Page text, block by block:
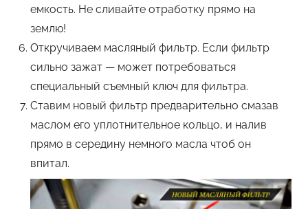
емкость. Не сливайте отработку прямо на
землю!
Откручиваем масляный фильтр. Если фильтр
сильно зажат — может потребоваться
специальный съемный ключ для фильтра.
Ставим новый фильтр предварительно смазав
маслом его уплотнительное кольцо, и налив
прямо в середину немного масла чтоб он
впитал.